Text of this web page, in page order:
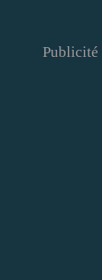
Publicité